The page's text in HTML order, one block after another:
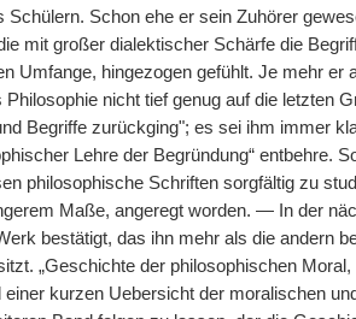
Schon ehe er sein Zuhörer
mit großer dialektischer Schärfe die
Umfange, hingezogen gefühlt. Je mehr er
nicht tief genug auf die letzten
Begriffe zurückging"; es sei ihm immer
Lehre der Begründung“ entbehre.
philosophische Schriften sorgfältig zu
Maße, angeregt worden. — In der
bestätigt, das ihn mehr als die andern
„Geschichte der philosophischen
kurzen Uebersicht der moralischen